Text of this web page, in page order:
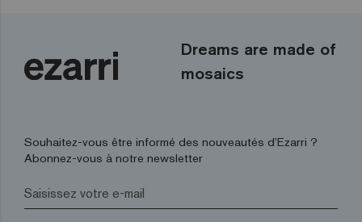
Dreams are made of
mosaics
Souhaitez-vous être informé des nouveautés d’Ezarri ?
Abonnez-vous à notre newsletter